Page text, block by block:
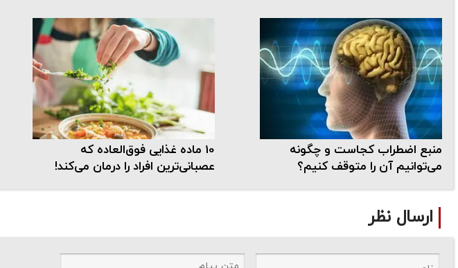
منبع اضطراب کجاست و چگونه
می‌توانیم آن را متوقف کنیم؟
10 ماده غذایی فوق‌العاده که
عصبانی‌ترین افراد را درمان می‌کند!
ارسال نظر